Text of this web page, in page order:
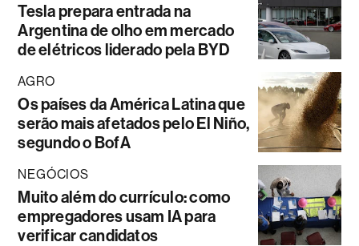
Tesla prepara entrada na
Argentina de olho em mercado
de elétricos liderado pela BYD
AGRO
Os países da América Latina que
serão mais afetados pelo El Niño,
segundo o BofA
NEGÓCIOS
Muito além do currículo: como
empregadores usam IA para
verificar candidatos